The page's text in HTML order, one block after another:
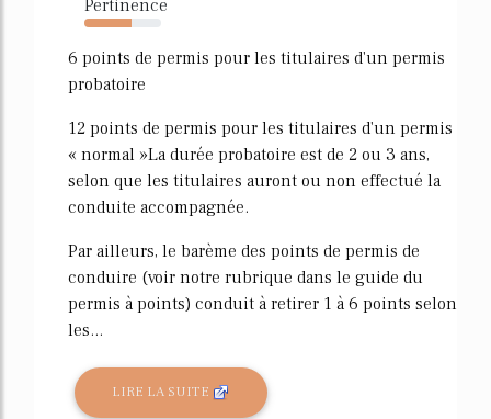
Pertinence
61%
6 points de permis pour les titulaires d'un permis
probatoire
12 points de permis pour les titulaires d'un permis
« normal »La durée probatoire est de 2 ou 3 ans,
selon que les titulaires auront ou non effectué la
conduite accompagnée.
Par ailleurs, le barème des points de permis de
conduire (voir notre rubrique dans le guide du
permis à points) conduit à retirer 1 à 6 points selon
les...
LIRE LA SUITE